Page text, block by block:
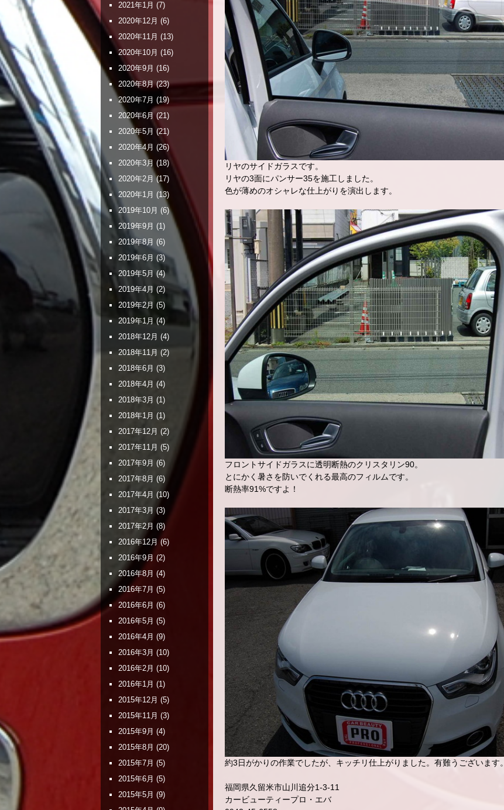
リヤのサイドガラスです。
リヤの3面にパンサー35を施工しました。
色が薄めのオシャレな仕上がりを演出します。
フロントサイドガラスに透明断熱のクリスタリン90。
とにかく暑さを防いでくれる最高のフィルムです。
断熱率91%ですよ！
約3日がかりの作業でしたが、キッチリ仕上がりました。有難うございます。
福岡県久留米市山川追分1-3-11
カービューティープロ・エバ
2021年1月 (7)
2020年12月 (6)
2020年11月 (13)
2020年10月 (16)
2020年9月 (16)
2020年8月(23)
2020年7月 (19)
2020年6月(21)
2020年5月 (21)
2020年4月 (26)
2020年3月 (18)
2020年2月 (17)
2020年1月 (13)
2019年10月 (6)
2019年9月 (1)
2019年8月 (6)
2019年6月 (3)
2019年5月 (4)
2019年4月 (2)
2019年2月 (5)
2019年1月 (4)
2018年12月 (4)
2018年11月 (2)
2018年6月 (3)
2018年4月 (4)
2018年3月 (1)
2018年1月 (1)
2017年12月 (2)
2017年11月 (5)
2017年9月 (6)
2017年8月 (6)
2017年4月 (10)
2017年3月 (3)
2017年2月 (8)
2016年12月 (6)
2016年9月 (2)
2016年8月 (4)
2016年7月 (5)
2016年6月 (6)
2016年5月 (5)
2016年4月 (9)
2016年3月 (10)
2016年2月 (10)
2016年1月 (1)
2015年12月 (5)
2015年11月 (3)
2015年9月 (4)
2015年8月 (20)
2015年7月 (5)
2015年6月 (5)
2015年5月 (9)